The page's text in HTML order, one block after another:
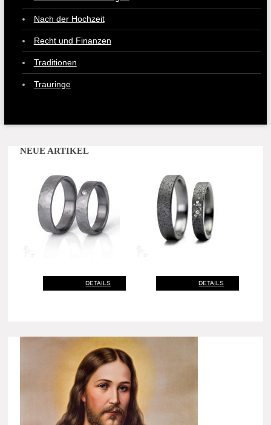
Nach der Hochzeit
Recht und Finanzen
Traditionen
Trauringe
NEUE ARTIKEL
DETAILS DETAILS